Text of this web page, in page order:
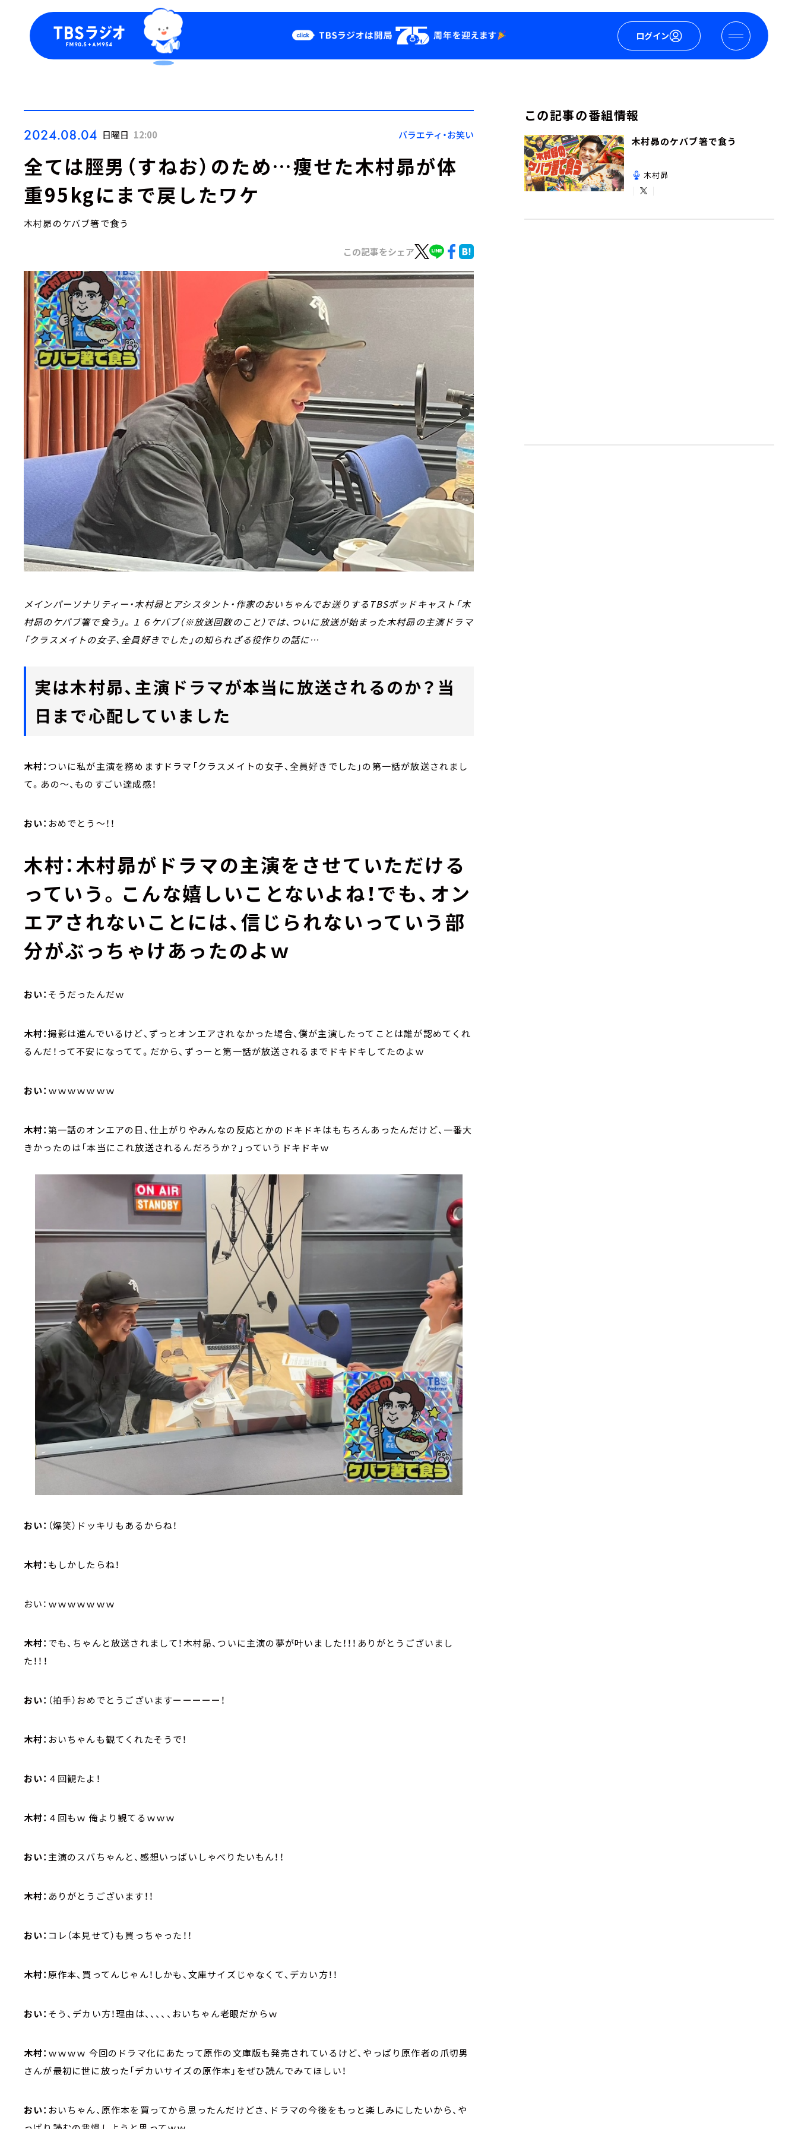
ログイン
Podcast
YouTube
会社情報
2024.08.04 日曜日 12:00 バラエティ・お笑い
全ては脛男（すねお）のため…痩せた木村昴が体
重95kgにまで戻したワケ
木村昴のケバブ箸で食う
この記事をシェア
メインパーソナリティー・木村昴とアシスタント・作家のおいちゃんでお送りするTBSポッドキャスト「木
村昴のケバブ箸で食う」。１６ケバブ（※放送回数のこと）では、ついに放送が始まった木村昴の主演ドラマ
「クラスメイトの女子、全員好きでした」の知られざる役作りの話に…
実は木村昴、主演ドラマが本当に放送されるのか？当
日まで心配していました
木村： ついに私が主演を務めますドラマ「クラスメイトの女子、全員好きでした」の第一話が放送されまし
て。あの～、ものすごい達成感！
おい： おめでとう～！！
木村：木村昴がドラマの主演をさせていただける
っていう。こんな嬉しいことないよね！でも、オン
エアされないことには、信じられないっていう部
分がぶっちゃけあったのよｗ
おい： そうだったんだｗ
木村：撮影は進んでいるけど、ずっとオンエアされなかった場合、僕が主演したってことは誰が認めてくれ
るんだ！って不安になってて。だから、ずっーと第一話が放送されるまでドキドキしてたのよｗ
おい： ｗｗｗｗｗｗｗ
木村：第一話のオンエアの日、仕上がりやみんなの反応とかのドキドキはもちろんあったんだけど、一番大
きかったのは「本当にこれ放送されるんだろうか？」っていうドキドキｗ
おい： （爆笑）ドッキリもあるからね！
木村： もしかしたらね！
おい：ｗｗｗｗｗｗｗ
木村： でも、ちゃんと放送されまして！木村昴、ついに主演の夢が叶いました！！！ありがとうございまし
た！！！
おい： （拍手）おめでとうございますーーーーー！
木村： おいちゃんも観てくれたそうで！
おい： ４回観たよ！
木村： ４回もｗ 俺より観てるｗｗｗ
おい： 主演のスバちゃんと、感想いっぱいしゃべりたいもん！！
木村： ありがとうございます！！
おい： コレ（本見せて）も買っちゃった！！
木村： 原作本、買ってんじゃん！しかも、文庫サイズじゃなくて、デカい方！！
おい： そう、デカい方！理由は、、、、、おいちゃん老眼だからｗ
木村： ｗｗｗｗ 今回のドラマ化にあたって原作の文庫版も発売されているけど、やっぱり原作者の爪切男
さんが最初に世に放った「デカいサイズの原作本」をぜひ読んでみてほしい！
おい： おいちゃん、原作本を買ってから思ったんだけどさ、ドラマの今後をもっと楽しみにしたいから、や
この記事の番組情報
木村昴のケバブ箸で食う
木村昴